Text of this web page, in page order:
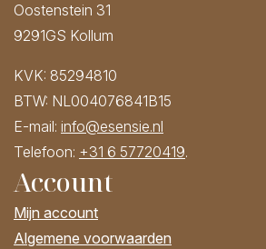
Oostenstein 31
9291GS Kollum
KVK: 85294810
BTW: NL004076841B15
E-mail: info@esensie.nl
Telefoon: +31 6 57720419.
Account
Mijn account
Algemene voorwaarden